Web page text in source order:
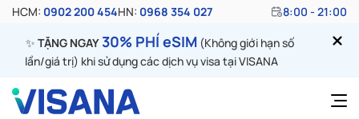
HCM: 0902 200 454HN: 0968 354 027 8:00 - 21:00
✨ TẶNG NGAY30% PHÍ eSIM (Không giới hạn số
lần/giá trị) khi sử dụng các dịch vụ visa tại VISANA